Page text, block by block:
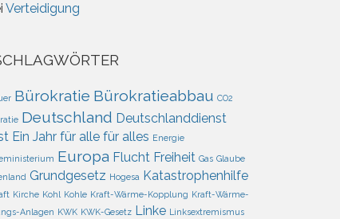
Verteidigung
Bürokratie Bürokratieabbau CO2
Deutschland Deutschlanddienst
Ein Jahr für alle für alles Energie
Europa Flucht Freiheit Gas Glaube
Grundgesetz Hogesa Katastrophenhilfe
Kirche Kohl Kohle Kraft-Wärme-Kopplung Kraft-Wärme-
Anlagen KWK KWK-Gesetz Linke Linksextremismus